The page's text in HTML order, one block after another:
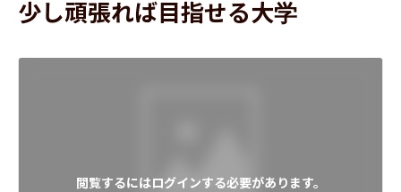
少し頑張れば目指せる大学
閲覧するにはログインする必要があります。